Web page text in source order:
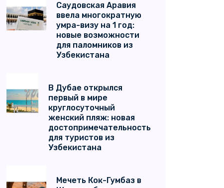
Саудовская Аравия
ввела многократную
умра-визу на 1 год:
новые возможности
для паломников из
Узбекистана
В Дубае открылся
первый в мире
круглосуточный
женский пляж: новая
достопримечательность
для туристов из
Узбекистана
Мечеть Кок-Гумбаз в